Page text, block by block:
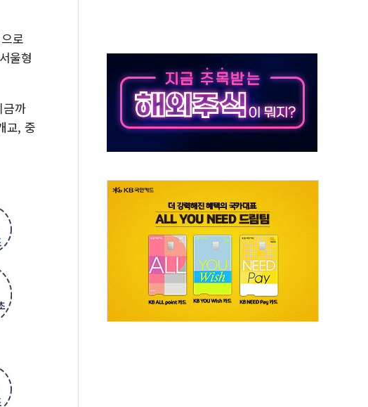
문에 손해 보는 일 없게"…'결혼 페널티' 22개 과제 손본다
해상서 모터보트 전복…1명 사망·1명 실종
피해자 기림의 날 참석..."국제적 시민 연대로 목소리 내야"
해루질 중 실종 60대 나흘만에 숨진 채 발견
어머니 흉기 살해 10대 아들 체포
석에 '뻔뻔' 받아친 정청래…제주 연설서 신경전 고조
풍랑주의보…10일까지 최대 3.5m 높은 물결
로
울형
금까
교, 중